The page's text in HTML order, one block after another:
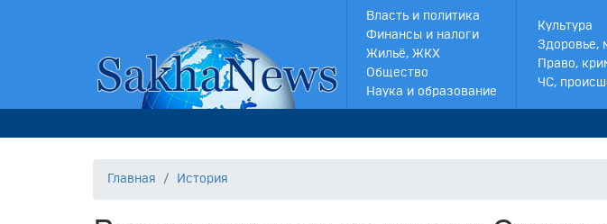
Власть и политика
Финансы и налоги
Жильё, ЖКХ
Общество
Наука и образование
Культура
Здоровье,
Право,
ЧС,
Главная История